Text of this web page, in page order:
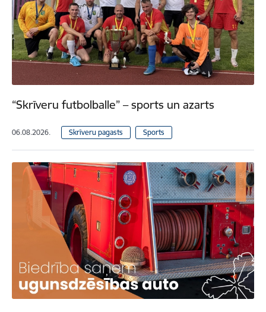
“Skrīveru futbolballe” – sports un azarts
06.08.2026. Skrīveru pagasts Sports